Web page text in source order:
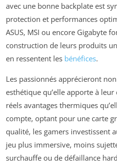
avec une bonne backplate est
protection et performances
ASUS, MSI ou encore Gigabyte
construction de leurs produits
en ressentent les bénéfices.
Les passionnés apprécieront
esthétique qu’elle apporte à
réels avantages thermiques
compte, optant pour une carte
qualité, les gamers investissent
jeu plus immersive, moins
surchauffe ou de défaillance